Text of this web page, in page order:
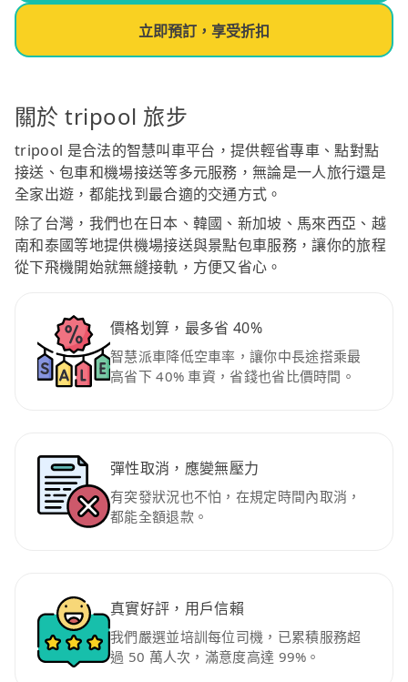
立即預訂，享受折扣
關於 tripool 旅步
tripool 是合法的智慧叫車平台，提供輕省專車、點對點
接送、包車和機場接送等多元服務，無論是一人旅行還是
全家出遊，都能找到最合適的交通方式。
除了台灣，我們也在日本、韓國、新加坡、馬來西亞、越
南和泰國等地提供機場接送與景點包車服務，讓你的旅程
從下飛機開始就無縫接軌，方便又省心。
價格划算，最多省 40%
智慧派車降低空車率，讓你中長途搭乘最
高省下 40% 車資，省錢也省比價時間。
彈性取消，應變無壓力
有突發狀況也不怕，在規定時間內取消，
都能全額退款。
真實好評，用戶信賴
我們嚴選並培訓每位司機，已累積服務超
過 50 萬人次，滿意度高達 99%。